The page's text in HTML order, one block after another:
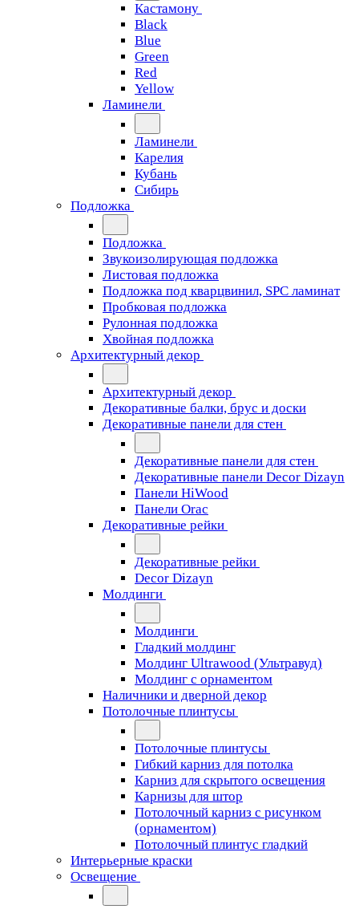
Кастамону
Black
Blue
Green
Red
Yellow
Ламинели
Ламинели
Карелия
Кубань
Сибирь
Подложка
Подложка
Звукоизолирующая подложка
Листовая подложка
Подложка под кварцвинил, SPC ламинат
Пробковая подложка
Рулонная подложка
Хвойная подложка
Архитектурный декор
Архитектурный декор
Декоративные балки, брус и доски
Декоративные панели для стен
Декоративные панели для стен
Декоративные панели Decor Dizayn
Панели HiWood
Панели Orac
Декоративные рейки
Декоративные рейки
Decor Dizayn
Молдинги
Молдинги
Гладкий молдинг
Молдинг Ultrawood (Ультравуд)
Молдинг с орнаментом
Наличники и дверной декор
Потолочные плинтусы
Потолочные плинтусы
Гибкий карниз для потолка
Карниз для скрытого освещения
Карнизы для штор
Потолочный карниз с рисунком
(орнаментом)
Потолочный плинтус гладкий
Интерьерные краски
Освещение